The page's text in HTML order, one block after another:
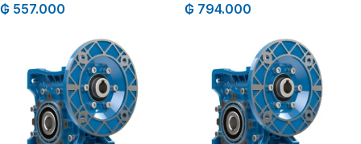
₲ 557.000 ₲ 794.000